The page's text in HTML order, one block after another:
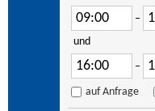
–
und
–
auf Anfrage